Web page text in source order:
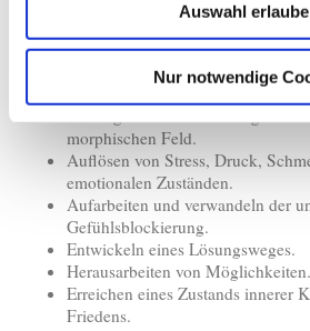
Auswahl
Nur notwendige
Aufzeigen eines neuen
Verständnis für die eigene
morphischen Feld.
Auflösen von Stress, Druck,
emotionalen Zuständen.
Aufarbeiten und verwandeln der
Gefühlsblockierung.
Entwickeln eines Lösungsweges.
Herausarbeiten von Möglichkeiten.
Erreichen eines Zustands innerer
Friedens.